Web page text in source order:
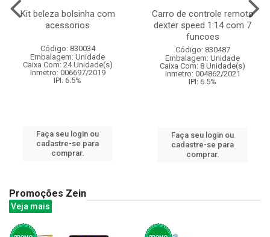
Kit beleza bolsinha com
acessorios
Código: 830034
Embalagem: Unidade
Caixa Com: 24 Unidade(s)
Inmetro: 006697/2019
IPI: 6.5%
Faça seu login ou
cadastre-se para
comprar.
Carro de controle remoto
dexter speed 1:14 com 7
funcoes
Código: 830487
Embalagem: Unidade
Caixa Com: 8 Unidade(s)
Inmetro: 004862/2021
IPI: 6.5%
Faça seu login ou
cadastre-se para
comprar.
Promoções Zein
Veja mais